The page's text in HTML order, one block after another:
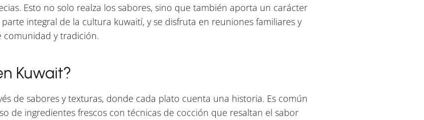
Esto no solo realza los sabores, sino que también aporta un carácter
integral de la cultura kuwaití, y se disfruta en reuniones familiares y
comunidad y tradición.
Kuwait?
de sabores y texturas, donde cada plato cuenta una historia. Es común
de ingredientes frescos con técnicas de cocción que resaltan el sabor